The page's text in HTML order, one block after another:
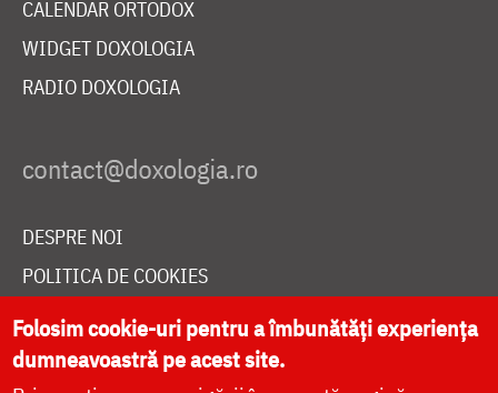
CALENDAR ORTODOX
WIDGET DOXOLOGIA
RADIO DOXOLOGIA
DESPRE NOI
POLITICA DE COOKIES
DONEAZĂ ONLINE PENTRU CATEDRALA NAȚIONALĂ
Folosim cookie-uri pentru a îmbunătăți experiența
dumneavoastră pe acest site.